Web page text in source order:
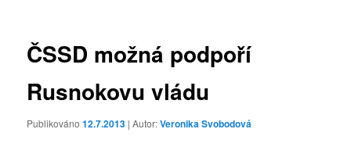
ČSSD možná podpoří
Rusnokovu vládu
Publikováno12.7.2013 | Autor:Veronika Svobodová